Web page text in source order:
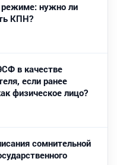
нужно ли
КПН?
в качестве
если ранее
физическое лицо?
сомнительной